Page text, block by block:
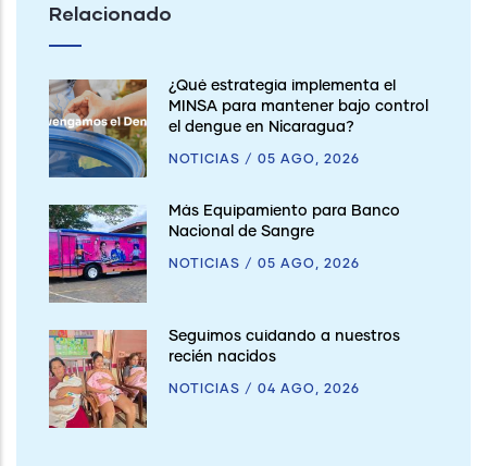
Relacionado
¿Qué estrategia implementa el
MINSA para mantener bajo control
el dengue en Nicaragua?
NOTICIAS / 05 AGO, 2026
Más Equipamiento para Banco
Nacional de Sangre
NOTICIAS / 05 AGO, 2026
Seguimos cuidando a nuestros
recién nacidos
NOTICIAS / 04 AGO, 2026